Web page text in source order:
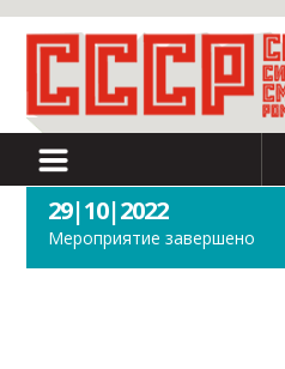
29|10|2022
Мероприятие завершено